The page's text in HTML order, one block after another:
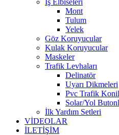
İş Elbiseleri
Mont
Tulum
Yelek
Göz Koruyucular
Kulak Koruyucular
Maskeler
Trafik Levhaları
Delinatör
Uyarı Dikmeleri
Pvc Trafik
Solar/Yol
İlk Yardım Setleri
VİDEOLAR
İLETİŞİM